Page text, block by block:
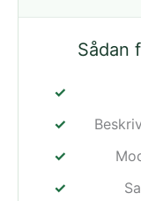
Sådan